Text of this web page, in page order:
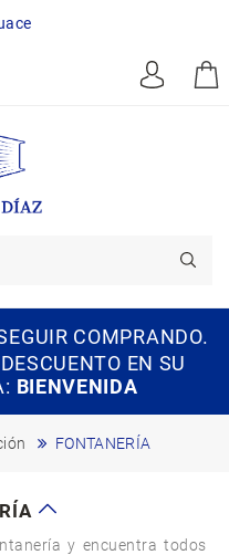
COMPRANDO.
EN SU
BIENVENIDA
FONTANERÍA
y encuentra todos